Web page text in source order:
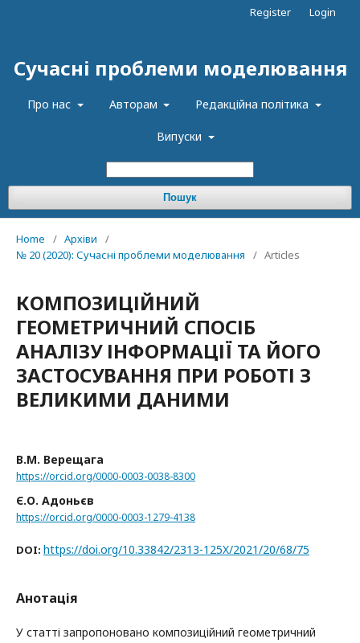
Сучасні проблеми моделювання
Про нас Авторам Редакційна політика
Випуски
Пошук
Register Login
Home / Архіви
/
№ 20 (2020): Сучасні проблеми моделювання
/ Articles
КОМПОЗИЦІЙНИЙ
ГЕОМЕТРИЧНИЙ СПОСІБ
АНАЛІЗУ ІНФОРМАЦІЇ ТА ЙОГО
ЗАСТОСУВАННЯ ПРИ РОБОТІ З
ВЕЛИКИМИ ДАНИМИ
В.М. Верещага
https://orcid.org/0000-0003-0038-8300
Є.О. Адоньєв
https://orcid.org/0000-0003-1279-4138
DOI: https://doi.org/10.33842/2313-125X/2021/20/68/75
Анотація
У статті запропоновано композиційний геометричний